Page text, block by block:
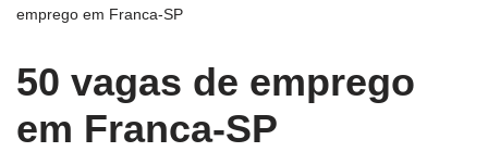
emprego em Franca-SP
50 vagas de emprego
em Franca-SP